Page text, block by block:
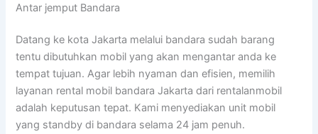
Antar jemput Bandara
Datang ke kota Jakarta melalui bandara sudah barang
tentu dibutuhkan mobil yang akan mengantar anda ke
tempat tujuan. Agar lebih nyaman dan efisien, memilih
layanan rental mobil bandara Jakarta dari rentalanmobil
adalah keputusan tepat. Kami menyediakan unit mobil
yang standby di bandara selama 24 jam penuh.